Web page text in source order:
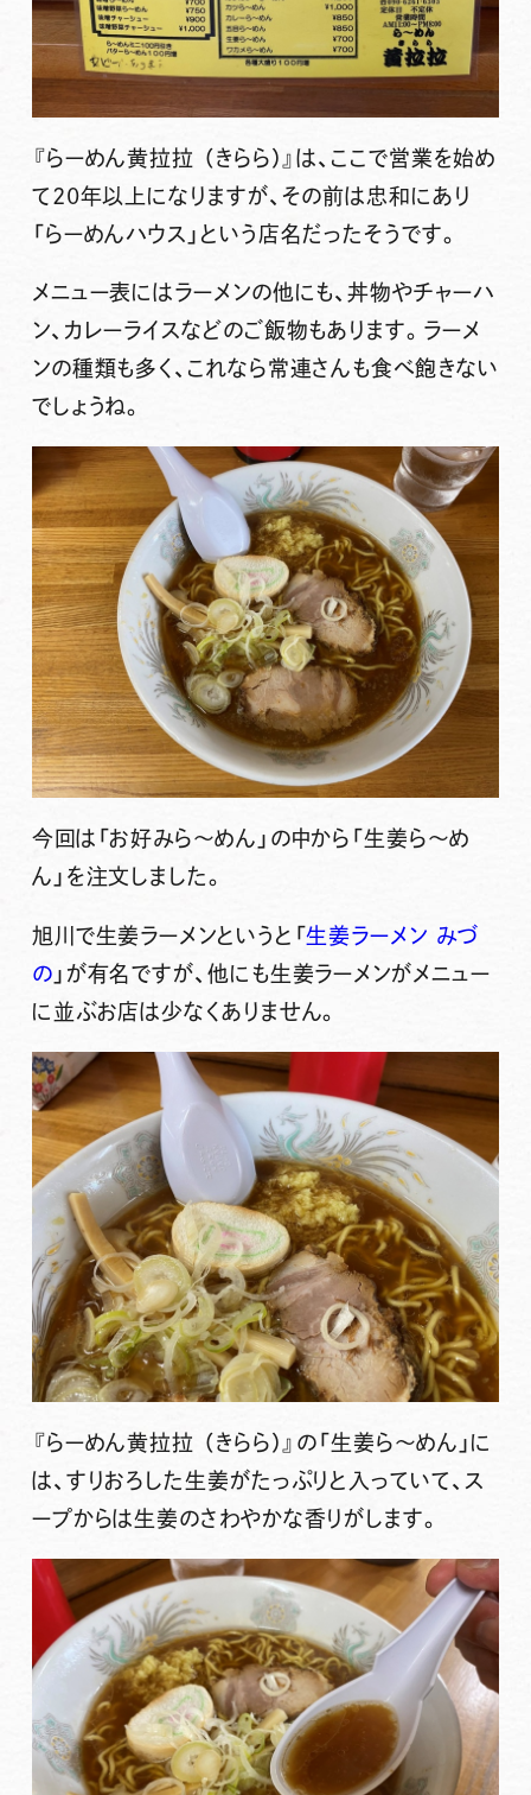
『らーめん黄拉拉 （きらら）』は、ここで営業を始め
て20年以上になりますが、その前は忠和にあり
「らーめんハウス」という店名だったそうです。
メニュー表にはラーメンの他にも、丼物やチャーハ
ン、カレーライスなどのご飯物もあります。ラーメ
ンの種類も多く、これなら常連さんも食べ飽きない
でしょうね。
今回は「お好みら～めん」の中から 「生姜ら～め
ん」 を注文しました。
旭川で生姜ラーメンというと「生姜ラーメン みづ
の 」が有名ですが、他にも生姜ラーメンがメニュー
に並ぶお店は少なくありません。
『らーめん黄拉拉 （きらら）』 の 「生姜ら～めん」 に
は、すりおろした生姜がたっぷりと入っていて、ス
ープからは生姜のさわやかな香りがします。